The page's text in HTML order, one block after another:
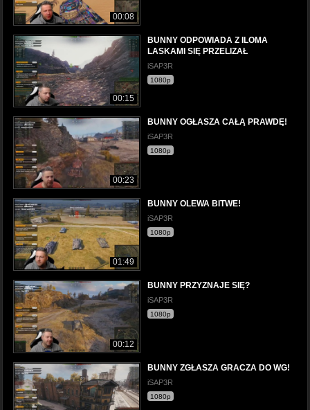
00:08
00:15
BUNNY ODPOWIADA Z ILOMA
LASKAMI SIĘ PRZELIZAŁ
iSAP3R
1080p
00:23
BUNNY OGŁASZA CAŁĄ PRAWDĘ!
iSAP3R
1080p
01:49
BUNNY OLEWA BITWE!
iSAP3R
1080p
00:12
BUNNY PRZYZNAJE SIĘ?
iSAP3R
1080p
BUNNY ZGŁASZA GRACZA DO WG!
iSAP3R
1080p